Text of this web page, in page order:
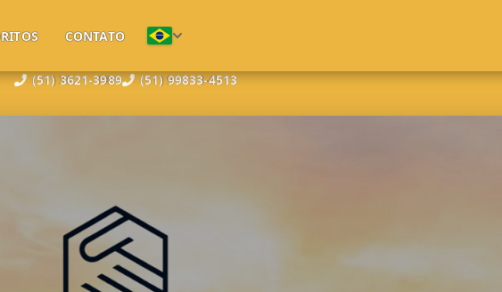
(51) 3621-3989 (51) 99833-4513
CONTATO